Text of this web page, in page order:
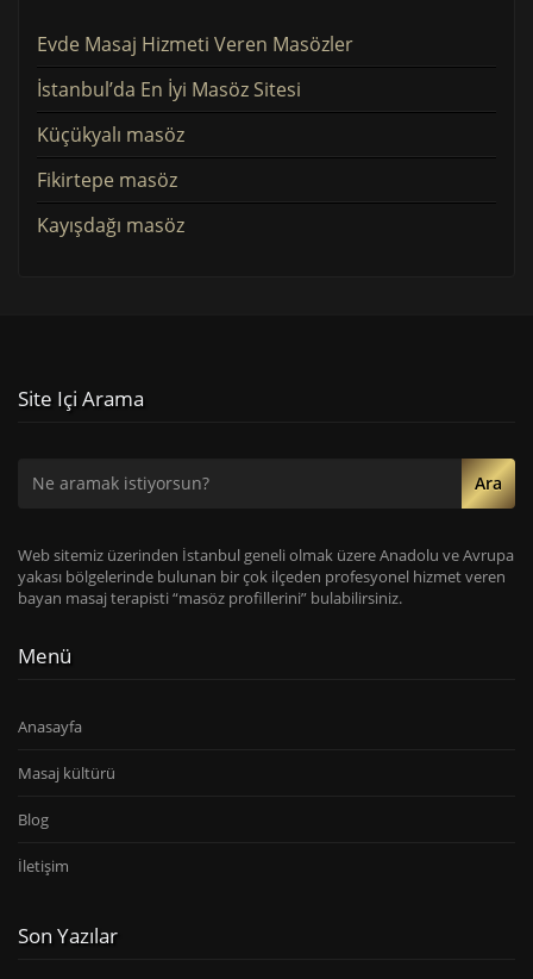
Evde Masaj Hizmeti Veren Masözler
İstanbul’da En İyi Masöz Sitesi
Küçükyalı masöz
Fikirtepe masöz
Kayışdağı masöz
Site Içi Arama
Ara
Web sitemiz üzerinden İstanbul geneli olmak üzere Anadolu ve Avrupa
yakası bölgelerinde bulunan bir çok ilçeden profesyonel hizmet veren
bayan masaj terapisti “masöz profillerini” bulabilirsiniz.
Menü
Anasayfa
Masaj kültürü
Blog
İletişim
Son Yazılar